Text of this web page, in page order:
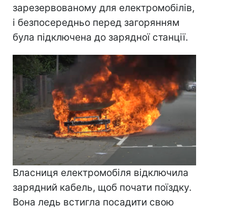
зарезервованому для електромобілів,
і безпосередньо перед загорянням
була підключена до зарядної станції.
Власниця електромобіля відключила
зарядний кабель, щоб почати поїздку.
Вона ледь встигла посадити свою